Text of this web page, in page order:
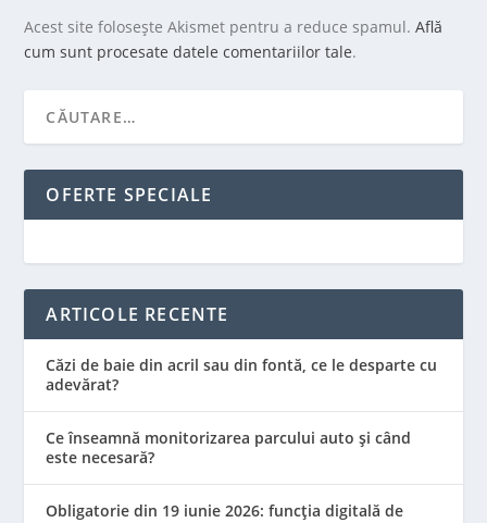
Acest site folosește Akismet pentru a reduce spamul.Află
cum sunt procesate datele comentariilor tale.
OFERTE SPECIALE
ARTICOLE RECENTE
Căzi de baie din acril sau din fontă, ce le desparte cu
adevărat?
Ce înseamnă monitorizarea parcului auto și când
este necesară?
Obligatorie din 19 iunie 2026: funcția digitală de